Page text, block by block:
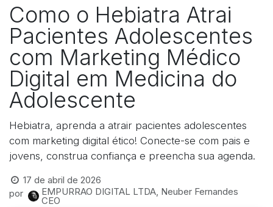
Como o Hebiatra Atrai
Pacientes Adolescentes
com Marketing Médico
Digital em Medicina do
Adolescente
Hebiatra, aprenda a atrair pacientes adolescentes
com marketing digital ético! Conecte-se com pais e
jovens, construa confiança e preencha sua agenda.
17 de abril de 2026
por
EMPURRAO DIGITAL LTDA, Neuber Fernandes
CEO